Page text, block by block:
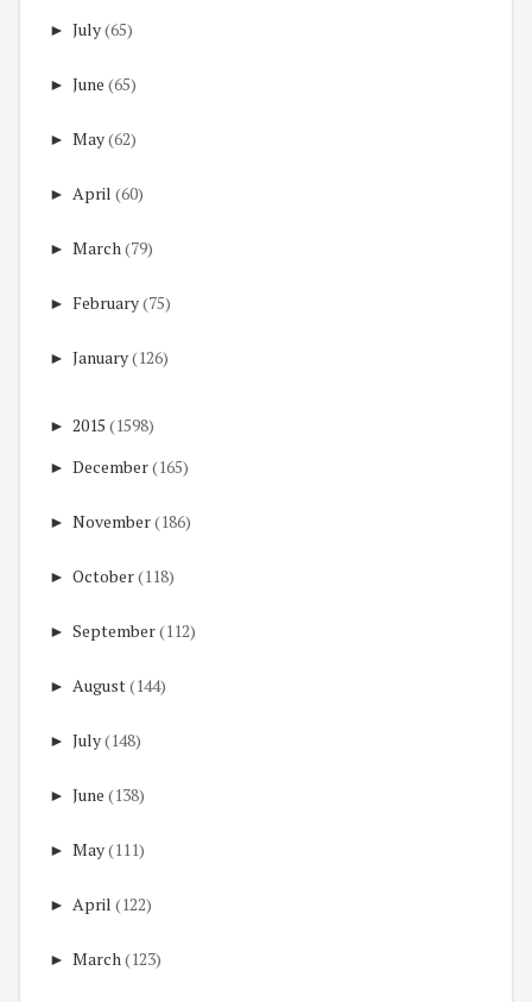
► July(65)
► June (65)
► May(62)
► April (60)
► March(79)
► February(75)
► January(126)
► 2015 (1598)
► December(165)
► November(186)
► October(118)
► September(112)
► August(144)
► July(148)
► June (138)
► May(111)
► April (122)
► March(123)